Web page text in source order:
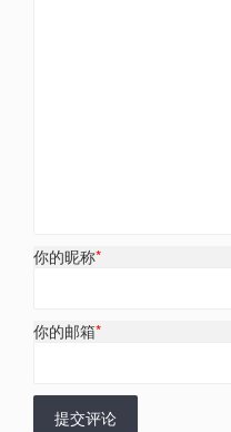
你的昵称*
你的邮箱*
提交评论